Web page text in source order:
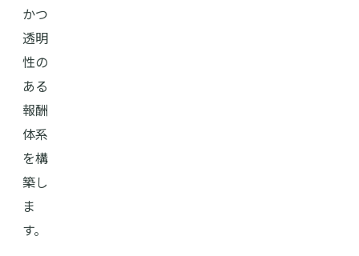
かつ
透明
性の
ある
報酬
体系
を構
築し
ま
す。